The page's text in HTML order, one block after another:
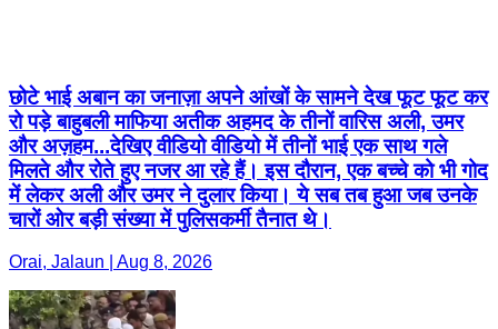
छोटे भाई अबान का जनाज़ा अपने आंखों के सामने देख फूट फूट कर
रो पड़े बाहुबली माफिया अतीक अहमद के तीनों वारिस अली, उमर
और अज़हम...देखिए वीडियो वीडियो में तीनों भाई एक साथ गले
मिलते और रोते हुए नजर आ रहे हैं। इस दौरान, एक बच्चे को भी गोद
में लेकर अली और उमर ने दुलार किया। ये सब तब हुआ जब उनके
चारों ओर बड़ी संख्या में पुलिसकर्मी तैनात थे।
Orai, Jalaun | Aug 8, 2026